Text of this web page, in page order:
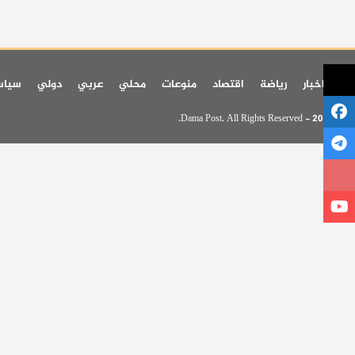
اخر اخبار رياضة اقتصاد منوعات محلي عربي دولي
© 2026 - Dama Post. All Rights Reserved.